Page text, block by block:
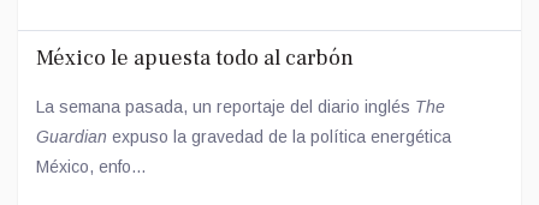
México le apuesta todo al carbón
La semana pasada, un reportaje del diario inglés The
Guardian expuso la gravedad de la política energética
México, enfo...